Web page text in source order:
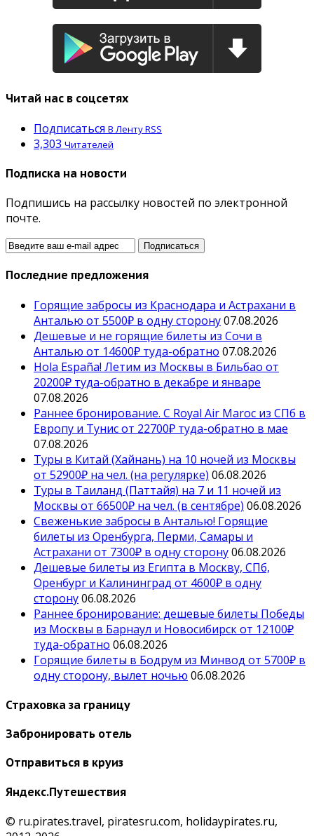
Читай нас в соцсетях
Подписаться В Ленту RSS
3,303 Читателей
Подписка на новости
Подпишись на рассылку новостей по электронной
почте.
Последние предложения
Горящие забросы из Краснодара и Астрахани в
Анталью от 5500₽ в одну сторону07.08.2026
Дешевые и не горящие билеты из Сочи в
Анталью от 14600₽ туда-обратно 07.08.2026
Hola España! Летим из Москвы в Бильбао от
20200₽ туда-обратно в декабре и январе
07.08.2026
Раннее бронирование. С Royal Air Maroc из СПб в
Европу и Тунис от 22700₽ туда-обратно в мае
07.08.2026
Туры в Китай (Хайнань) на 10 ночей из Москвы
от 52900₽ на чел. (на регулярке) 06.08.2026
Туры в Таиланд (Паттайя) на 7 и 11 ночей из
Москвы от 66500₽ на чел. (в сентябре) 06.08.2026
Свеженькие забросы в Анталью! Горящие
билеты из Оренбурга, Перми, Самары и
Астрахани от 7300₽ в одну сторону06.08.2026
Дешевые билеты из Египта в Москву, СПб,
Оренбург и Калининград от 4600₽ в одну
сторону06.08.2026
Раннее бронирование: дешевые билеты Победы
из Москвы в Барнаул и Новосибирск от 12100₽
туда-обратно 06.08.2026
Горящие билеты в Бодрум из Минвод от 5700₽ в
одну сторону, вылет ночью 06.08.2026
Страховка за границу
Забронировать отель
Отправиться в круиз
Яндекс.Путешествия
© ru.pirates.travel, piratesru.com, holidaypirates.ru,